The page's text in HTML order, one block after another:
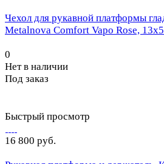
Чехол для рукавной платформы
Metalnova Comfort Vapo Rose,
0
Нет в наличии
Под заказ
Быстрый просмотр
16 800 руб.